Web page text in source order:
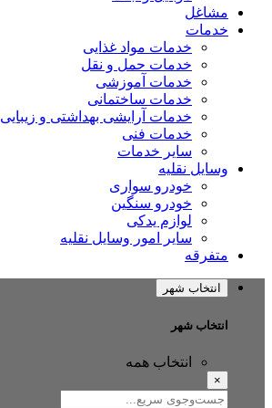
مشاغل
خدمات
خدمات مواد غذایی
خدمات حمل و نقل
خدمات آموزشی
خدمات ساختمانی
خدمات آرایشی بهداشتی و زیبایی
خدمات فنی
سایر خدمات
وسایل نقلیه
خودرو سواری
خودرو سنگین
لوازم یدکی
سایر امور وسایل نقلیه
متفرقه
انتخاب شهر
انتخاب شهر
انتخاب همه
×